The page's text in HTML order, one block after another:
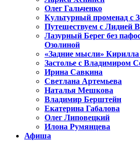
Олег Гальченко
Культурный променад с
Путешествуем с Лидией
Лазурный Берег без
Озолиной
«Задние мысли»
Застолье с Владимиром
Ирина Савкина
Светлана Артемьева
Наталья Мешкова
Владимир Берштейн
Екатерина Габалова
Олег Липовецкий
Илона Румянцева
Афиша